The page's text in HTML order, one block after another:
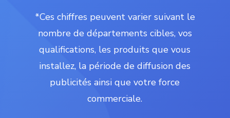
*Ces chiffres peuvent varier suivant le
nombre de départements cibles, vos
qualifications, les produits que vous
installez, la période de diffusion des
publicités ainsi que votre force
commerciale.